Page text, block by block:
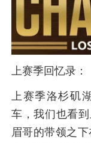
上赛季回忆录：
上赛季洛杉矶
车，我们也看
眉哥的带领之